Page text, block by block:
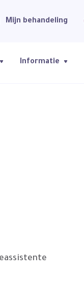
Mijn behandeling
Informatie